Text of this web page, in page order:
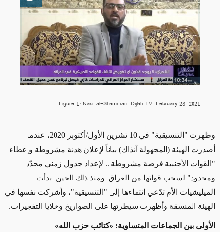
image
Figure 1: Nasr al-Shammari, Dijlah TV, February 28, 2021.
وظهرت "التنسيقية" في 10 تشرين الأول/أكتوبر 2020، عندما
أصدرت الهيئة (المجهولة آنذاك) بياناً لإعلان هدنة مشروطة وإعطاء
"القوات الأجنبية فرصة مشروطة... لإعداد جدول زمني محدّد
ومحدود" لسحب قواتها من العراق. ومنذ ذلك الحين، بدأت
الميليشيات الأم تدّعي انتماءها إلى "التنسيقية"، وأشركت نفسها في
الهيئة المنسقة وأظهرت سيطرتها على الصواريخ وخلايا التفجيرات.
الأولى بين الجماعات المتساوية: «كتائب حزب الله»